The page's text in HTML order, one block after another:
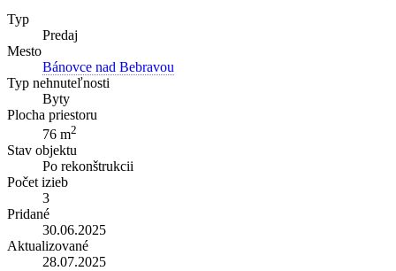
Typ
Predaj
Mesto
Bánovce nad Bebravou
Typ nehnuteľnosti
Byty
Plocha priestoru
76 m2
Stav objektu
Po rekonštrukcii
Počet izieb
3
Pridané
30.06.2025
Aktualizované
28.07.2025